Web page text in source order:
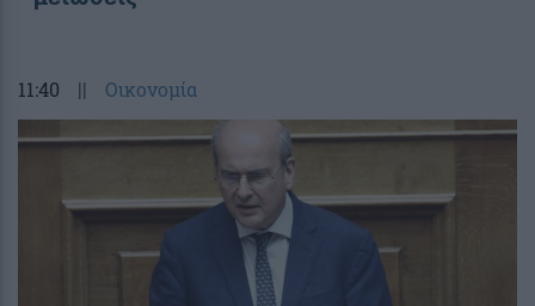
11:40 || Οικονομία